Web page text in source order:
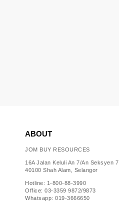
ABOUT
JOM BUY RESOURCES
16A Jalan Keluli An 7/An Seksyen 7,
40100 Shah Alam, Selangor
Hotline: 1-800-88-3990
Office: 03-3359 9872/9873
Whatsapp: 019-3666650